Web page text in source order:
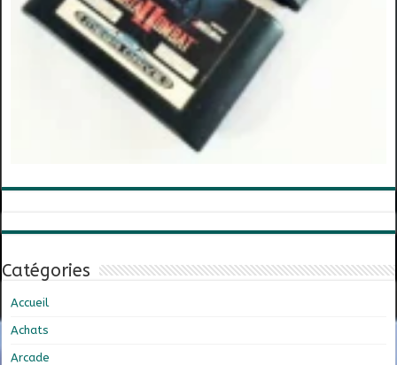
Catégories
Accueil
Achats
Arcade